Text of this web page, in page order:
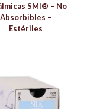
SMI® – No
Absorbibles –
Estériles